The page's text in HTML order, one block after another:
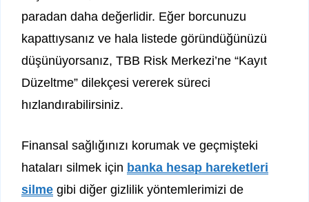
paradan daha değerlidir. Eğer borcunuzu
kapattıysanız ve hala listede göründüğünüzü
düşünüyorsanız, TBB Risk Merkezi’ne “Kayıt
Düzeltme” dilekçesi vererek süreci
hızlandırabilirsiniz.
Finansal sağlığınızı korumak ve geçmişteki
hataları silmek için banka hesap hareketleri
silme gibi diğer gizlilik yöntemlerimizi de